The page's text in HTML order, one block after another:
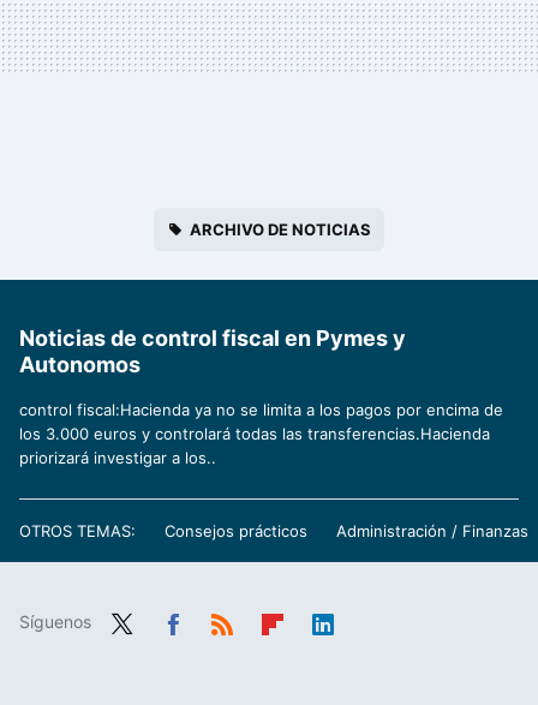
ARCHIVO DE NOTICIAS
Noticias de control fiscal en Pymes y
Autonomos
control fiscal:Hacienda ya no se limita a los pagos por encima de
los 3.000 euros y controlará todas las transferencias.Hacienda
priorizará investigar a los..
OTROS TEMAS: Consejos prácticos Administración / Finanzas
Síguenos